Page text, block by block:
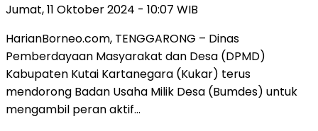
Jumat, 11 Oktober 2024 - 10:07 WIB
HarianBorneo.com, TENGGARONG – Dinas
Pemberdayaan Masyarakat dan Desa (DPMD)
Kabupaten Kutai Kartanegara (Kukar) terus
mendorong Badan Usaha Milik Desa (Bumdes) untuk
mengambil peran aktif…